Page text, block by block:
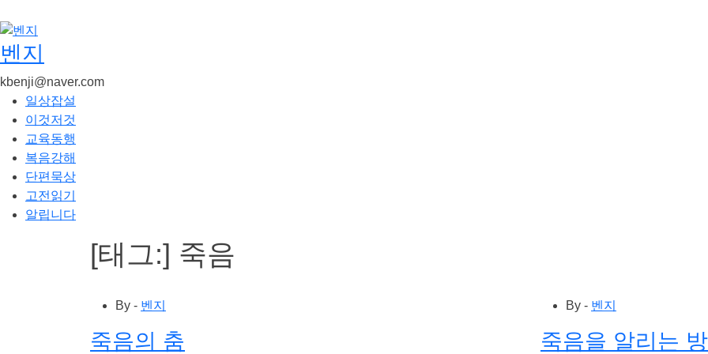
텐
츠
로
건
벤지
kbenji@naver.com
일상잡설
이것저것
교육동행
복음강해
단편묵상
고전읽기
알립니다
[태그:] 죽음
By - 벤지
죽음의 춤
By - 벤지
죽음을 알리는